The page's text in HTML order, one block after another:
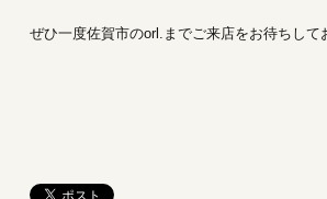
ぜひ一度佐賀市のorl.までご来店をお待ちして